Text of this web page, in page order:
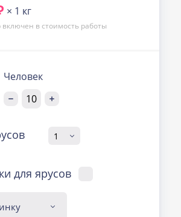
× 1 кг
в стоимость работы
Человек
для ярусов